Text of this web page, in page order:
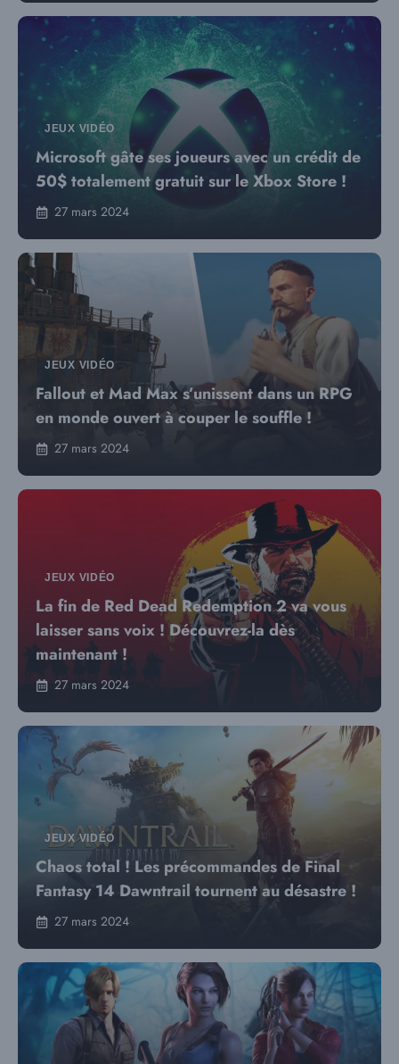
JEUX VIDÉO
Microsoft gâte ses joueurs avec un crédit de
50$ totalement gratuit sur le Xbox Store !
27 mars 2024
JEUX VIDÉO
Fallout et Mad Max s’unissent dans un RPG
en monde ouvert à couper le souffle !
27 mars 2024
JEUX VIDÉO
La fin de Red Dead Redemption 2 va vous
laisser sans voix ! Découvrez-la dès
maintenant !
27 mars 2024
JEUX VIDÉO
Chaos total ! Les précommandes de Final
Fantasy 14 Dawntrail tournent au désastre !
27 mars 2024